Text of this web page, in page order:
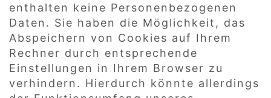
enthalten keine Personenbezogenen
Daten. Sie haben die Möglichkeit, das
Abspeichern von Cookies auf Ihrem
Rechner durch entsprechende
Einstellungen in Ihrem Browser zu
verhindern. Hierdurch könnte allerdings